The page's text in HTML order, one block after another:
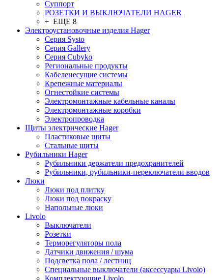
Суппорт
РОЗЕТКИ И ВЫКЛЮЧАТЕЛИ HAGER
+ ЕЩЕ 8
Электроустановочные изделия Hager
Серия Systo
Серия Gallery
Серия Cubyko
Региональные продукты
Кабеленесущие системы
Крепежные материалы
Огнестойкие системы
Электромонтажные кабельные каналы
Электромонтажные коробки
Электропроводка
Щиты электрические Hager
Пластиковые щиты
Стальные щиты
Рубильники Hager
Рубильники держатели предохранителей
Рубильники, рубильники-переключатели вводов
Люки
Люки под плитку
Люки под покраску
Напольные люки
Livolo
Выключатели
Розетки
Терморегуляторы пола
Датчики движения / шума
Подсветка пола / лестниц
Специальные выключатели (аксессуары Livolo)
Комплектующие Livolo